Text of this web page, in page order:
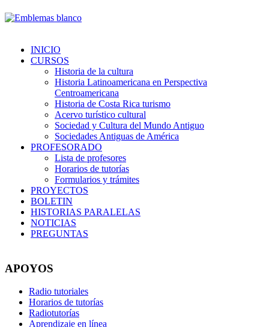
INICIO
CURSOS
Historia de la cultura
Historia Latinoamericana en Perspectiva
Centroamericana
Historia de Costa Rica turismo
Acervo turístico cultural
Sociedad y Cultura del Mundo Antiguo
Sociedades Antiguas de América
PROFESORADO
Lista de profesores
Horarios de tutorías
Formularios y trámites
PROYECTOS
BOLETIN
HISTORIAS PARALELAS
NOTICIAS
PREGUNTAS
APOYOS
Radio tutoriales
Horarios de tutorías
Radiotutorías
Aprendizaje en línea